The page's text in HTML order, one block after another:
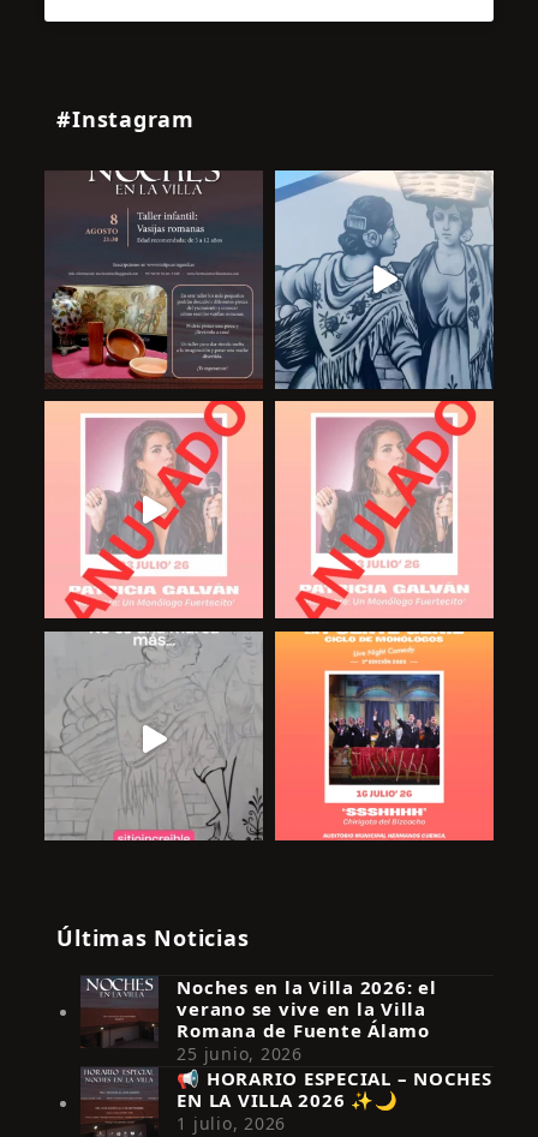
#Instagram
Síguenos en Instagram
Últimas Noticias
Noches en la Villa 2026: el
verano se vive en la Villa
Romana de Fuente Álamo
25 junio, 2026
📢 HORARIO ESPECIAL – NOCHES
EN LA VILLA 2026 ✨🌙
1 julio, 2026